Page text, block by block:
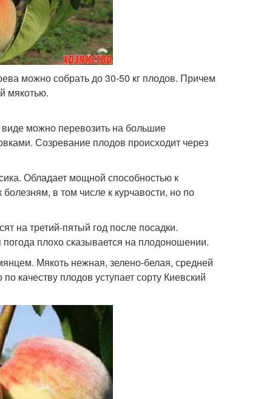
можно собрать до 30-50 кг плодов. Причем
мякотью.
можно перевозить на большие
Созревание плодов происходит через
Обладает мощной способностью к
в том числе к курчавости, но по
на третий-пятый год после посадки.
плохо сказывается на плодоношении.
Мякоть нежная, зелено-белая, средней
качеству плодов уступает сорту Киевский